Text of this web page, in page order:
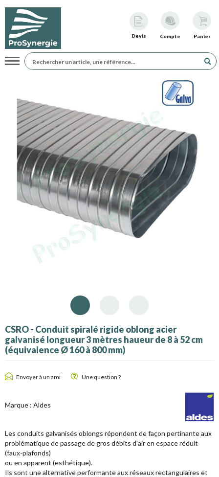
Devis Compte Panier
Navigation
CSRO - Conduit spiralé rigide oblong acier
galvanisé longueur 3 mètres haueur de 8 à 52 cm
(équivalence Ø 160 à 800 mm)
Envoyer à un ami Une question ?
Marque : Aldes
Les conduits galvanisés oblongs répondent de façon pertinante aux
problématique de passage de gros débits d'air en espace réduit
(faux-plafonds)
ou en apparent (esthétique).
Ils sont une alternative performante aux réseaux rectangulaires et